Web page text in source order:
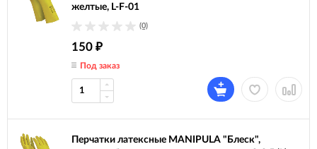
желтые, L-F-01
(0)
150 ₽
Под заказ
Перчатки латексные MANIPULA "Блеск",